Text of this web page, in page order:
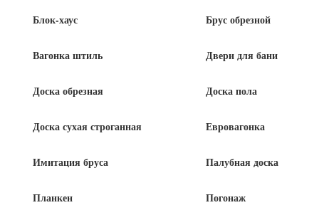
Блок-хаус Брус обрезной
Вагонка штиль Двери для бани
Доска обрезная Доска пола
Доска сухая строганная Евровагонка
Имитация бруса Палубная доска
Планкен Погонаж